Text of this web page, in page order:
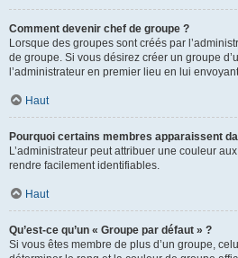
Comment devenir chef de groupe ?
Lorsque des groupes sont créés par
de groupe. Si vous désirez créer un groupe
l’administrateur en premier lieu en lui
Haut
Pourquoi certains membres apparaissent
L’administrateur peut attribuer une couleur
rendre facilement identifiables.
Haut
Qu’est-ce qu’un « Groupe par défaut » ?
Si vous êtes membre de plus d’un groupe,